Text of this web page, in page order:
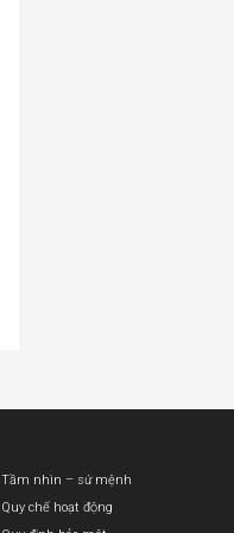
Tầm nhìn – sứ mệnh
Quy chế hoạt động